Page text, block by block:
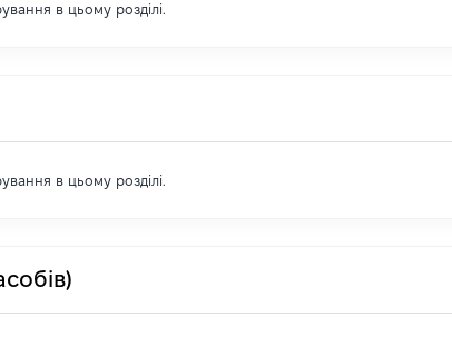
в цьому розділі.
в цьому розділі.